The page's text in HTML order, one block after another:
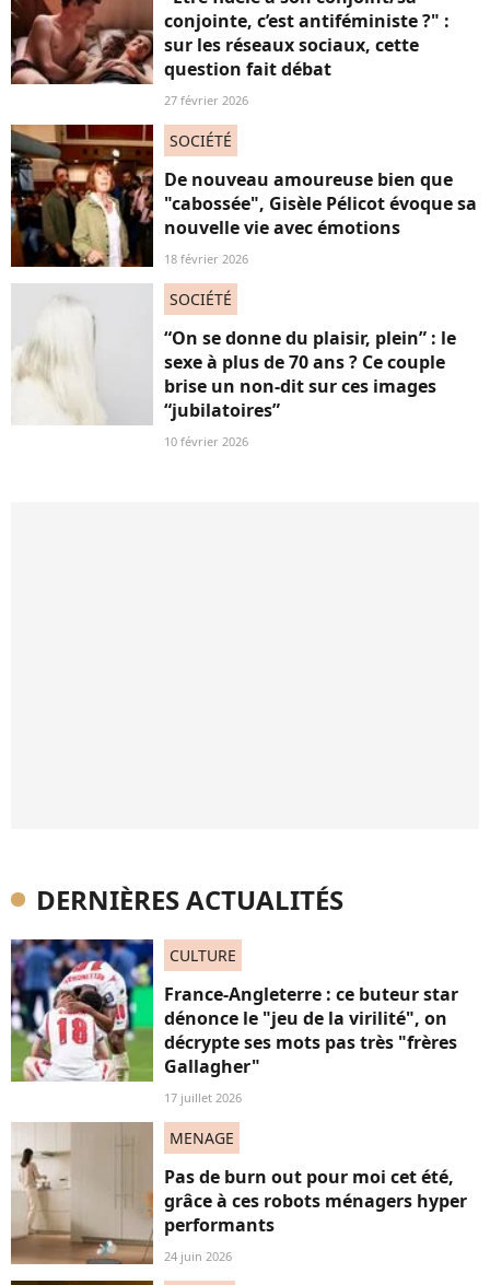
conjointe, c’est antiféministe ?" :
sur les réseaux sociaux, cette
question fait débat
27 février 2026
SOCIÉTÉ
De nouveau amoureuse bien que
"cabossée", Gisèle Pélicot évoque sa
nouvelle vie avec émotions
18 février 2026
SOCIÉTÉ
“On se donne du plaisir, plein” : le
sexe à plus de 70 ans ? Ce couple
brise un non-dit sur ces images
“jubilatoires”
10 février 2026
DERNIÈRES ACTUALITÉS
CULTURE
France-Angleterre : ce buteur star
dénonce le "jeu de la virilité", on
décrypte ses mots pas très "frères
Gallagher"
17 juillet 2026
MENAGE
Pas de burn out pour moi cet été,
grâce à ces robots ménagers hyper
performants
24 juin 2026